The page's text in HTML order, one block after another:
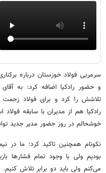
سرمربی فولاد خوزستان درباره
و حضور رادکیا اضافه کرد: به
تلاشش را کرد و برای فولاد
رادکیا هم از مدیران با سابقه
خوشحالم در روز حضور مدیر جدید
نکونام همچنین تاکید کرد: ما در
بودیم ولی با وجود تمام فشارها
می‌کنم ولی باید دو برابر تلاش کنیم.